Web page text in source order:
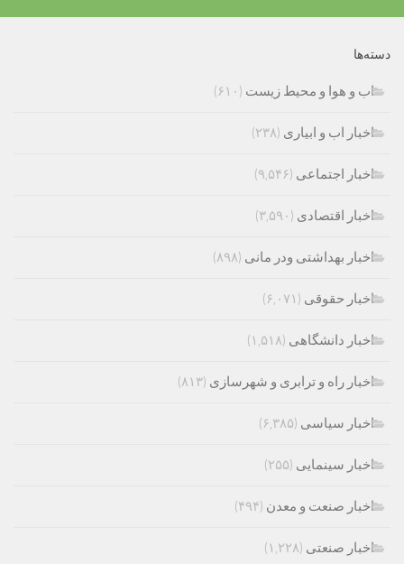
دسته‌ها
اب و هوا و محیط زیست (۶۱۰)
اخبار اب و ابیاری (۲۳۸)
اخبار اجتماعی (۹,۵۴۶)
اخبار اقتصادی (۳,۵۹۰)
اخبار بهداشتی ودر مانی (۸۹۸)
اخبار حقوقی (۶,۰۷۱)
اخبار دانشگاهی (۱,۵۱۸)
اخبار راه و ترابری و شهرسازی (۸۱۳)
اخبار سیاسی (۶,۳۸۵)
اخبار سینمایی (۲۵۵)
اخبار صنعت و معدن (۴۹۴)
اخبار صنعتی (۱,۲۲۸)